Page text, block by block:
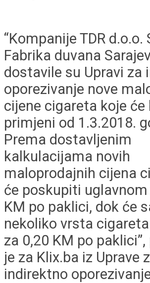
“Kompanije TDR d.o.o.
Fabrika duvana
dostavile su Upravi za
oporezivanje nove
cijene cigareta koje će
primjeni od 1.3.2018.
Prema dostavljenim
kalkulacijama novih
maloprodajnih cijena
će poskupiti uglavnom
KM po paklici, dok će
nekoliko vrsta
za 0,20 KM po
je za Klix.ba iz Uprave
indirektno